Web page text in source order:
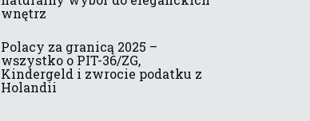
wnętrz
Polacy za granicą 2025 –
wszystko o PIT-36/ZG,
Kindergeld i zwrocie podatku z
Holandii